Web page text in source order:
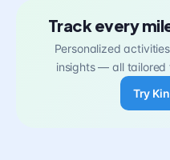
Track every
Personalized
insights — all
Try